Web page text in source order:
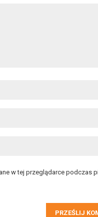
w tej przeglądarce podczas
PRZEŚLIJ